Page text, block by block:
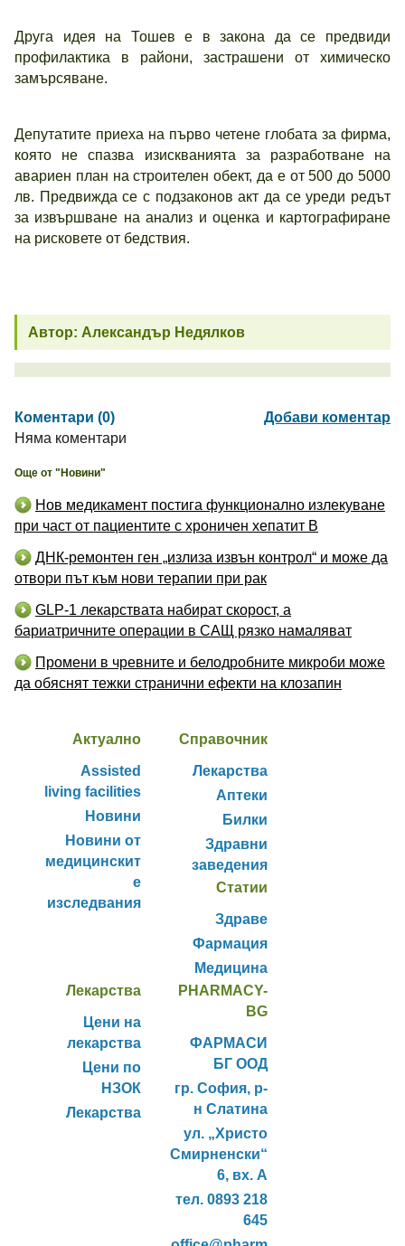
Друга идея на Тошев е в закона да се предвиди
профилактика в райони, застрашени от химическо
замърсяване.
Депутатите приеха на първо четене глобата за фирма,
която не спазва изискванията за разработване на
авариен план на строителен обект, да е от 500 до 5000
лв. Предвижда се с подзаконов акт да се уреди редът
за извършване на анализ и оценка и картографиране
на рисковете от бедствия.
Автор: Александър Недялков
Коментари (0)
Добави коментар
Няма коментари
Още от "Новини"
Нов медикамент постига функционално излекуване
при част от пациентите с хроничен хепатит B
ДНК-ремонтен ген „излиза извън контрол“ и може да
отвори път към нови терапии при рак
GLP-1 лекарствата набират скорост, а
бариатричните операции в САЩ рязко намаляват
Промени в чревните и белодробните микроби може
да обяснят тежки странични ефекти на клозапин
Актуално
Assisted
living facilities
Новини
Новини от
медицинскит
е
изследвания
Справочник
Лекарства
Аптеки
Билки
Здравни
заведения
Статии
Здраве
Фармация
Медицина
Лекарства
Цени на
лекарства
Цени по
НЗОК
Лекарства
PHARMACY-
BG
ФАРМАСИ
БГ ООД
гр. София, р-
н Слатина
ул. „Христо
Смирненски“
6, вх. А
тел. 0893 218
645